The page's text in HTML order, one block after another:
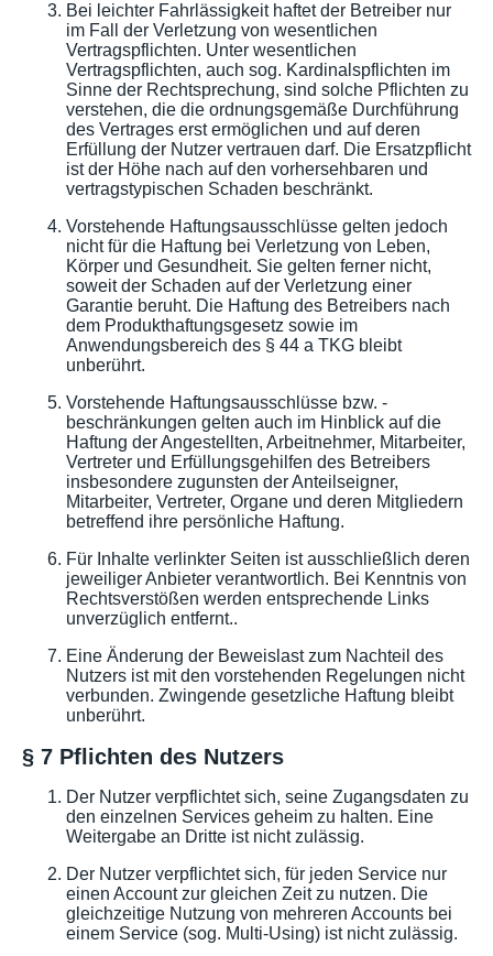
Bei leichter Fahrlässigkeit haftet der Betreiber nur
im Fall der Verletzung von wesentlichen
Vertragspflichten. Unter wesentlichen
Vertragspflichten, auch sog. Kardinalspflichten im
Sinne der Rechtsprechung, sind solche Pflichten zu
verstehen, die die ordnungsgemäße Durchführung
des Vertrages erst ermöglichen und auf deren
Erfüllung der Nutzer vertrauen darf. Die Ersatzpflicht
ist der Höhe nach auf den vorhersehbaren und
vertragstypischen Schaden beschränkt.
Vorstehende Haftungsausschlüsse gelten jedoch
nicht für die Haftung bei Verletzung von Leben,
Körper und Gesundheit. Sie gelten ferner nicht,
soweit der Schaden auf der Verletzung einer
Garantie beruht. Die Haftung des Betreibers nach
dem Produkthaftungsgesetz sowie im
Anwendungsbereich des § 44 a TKG bleibt
unberührt.
Vorstehende Haftungsausschlüsse bzw. -
beschränkungen gelten auch im Hinblick auf die
Haftung der Angestellten, Arbeitnehmer, Mitarbeiter,
Vertreter und Erfüllungsgehilfen des Betreibers
insbesondere zugunsten der Anteilseigner,
Mitarbeiter, Vertreter, Organe und deren Mitgliedern
betreffend ihre persönliche Haftung.
Für Inhalte verlinkter Seiten ist ausschließlich deren
jeweiliger Anbieter verantwortlich. Bei Kenntnis von
Rechtsverstößen werden entsprechende Links
unverzüglich entfernt..
Eine Änderung der Beweislast zum Nachteil des
Nutzers ist mit den vorstehenden Regelungen nicht
verbunden. Zwingende gesetzliche Haftung bleibt
unberührt.
§ 7 Pflichten des Nutzers
Der Nutzer verpflichtet sich, seine Zugangsdaten zu
den einzelnen Services geheim zu halten. Eine
Weitergabe an Dritte ist nicht zulässig.
Der Nutzer verpflichtet sich, für jeden Service nur
einen Account zur gleichen Zeit zu nutzen. Die
gleichzeitige Nutzung von mehreren Accounts bei
einem Service (sog. Multi-Using) ist nicht zulässig.